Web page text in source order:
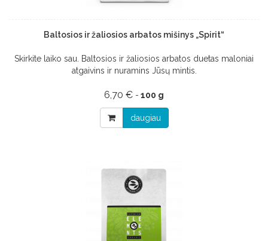
Baltosios ir žaliosios arbatos mišinys „Spirit“
Skirkite laiko sau. Baltosios ir žaliosios arbatos duetas maloniai
atgaivins ir nuramins Jūsų mintis.
6,70 € - 100 g
daugiau